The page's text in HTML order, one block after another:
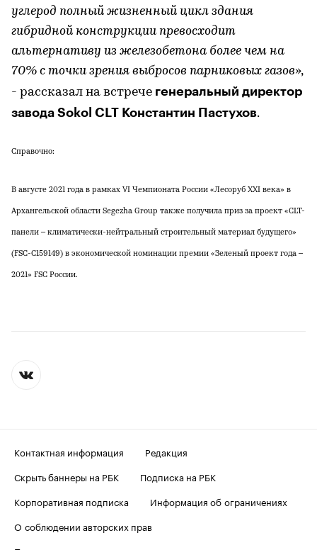
углерод полный жизненный цикл здания
гибридной конструкции превосходит
альтернативу из железобетона более чем на
70% с точки зрения выбросов парниковых газов»,
- рассказал на встрече генеральный директор
завода Sokol CLT Константин Пастухов.
Справочно:
В августе 2021 года в рамках VI Чемпионата России «Лесоруб XXI века» в
Архангельской области Segezha Group также получила приз за проект «CLT-
панели – климатически-нейтральный строительный материал будущего»
(FSC-C159149) в экономической номинации премии «Зеленый проект года –
2021» FSC России.
Контактная информация
Редакция
Скрыть баннеры на РБК
Подписка на РБК
Корпоративная подписка
Информация об ограничениях
О соблюдении авторских прав